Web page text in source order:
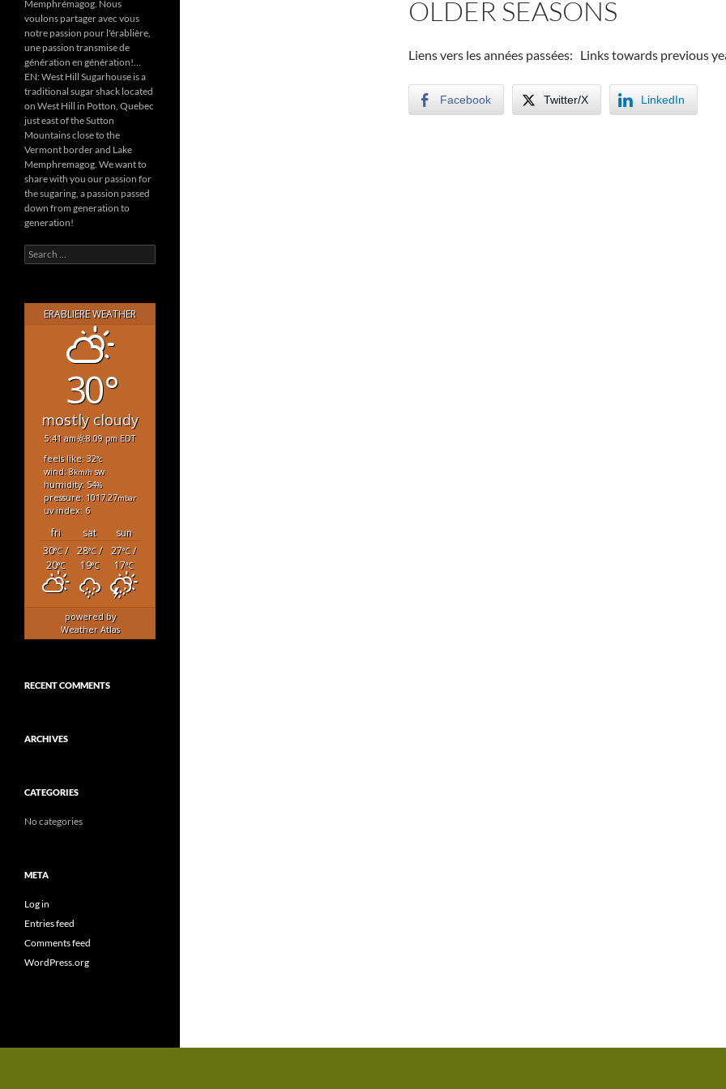
OLDER SEASONS
Liens vers les années passées: Links towards previous
Facebook Twitter/X LinkedIn
Memphrémagog. Nous
voulons partager avec vous
notre passion pour l'érablière,
une passion transmise de
génération en génération!…
EN: West Hill Sugarhouse is a
traditional sugar shack located
on West Hill in Potton, Quebec
just east of the Sutton
Mountains close to the
Vermont border and Lake
Memphremagog. We want to
share with you our passion for
the sugaring, a passion passed
down from generation to
generation!
Search
for:
ERABLIERE WEATHER
30°
mostly cloudy
5:41 am 8:09 pm EDT
feels like: 32°c
wind: 8km/h sw
humidity: 54%
pressure: 1017.27mbar
uv index: 6
fri sat
sun
30°C/
20°C
28°C/
19°C
27°C/
17°C
powered by
Weather Atlas
RECENT COMMENTS
ARCHIVES
CATEGORIES
No categories
META
Log in
Entries feed
Comments feed
WordPress.org